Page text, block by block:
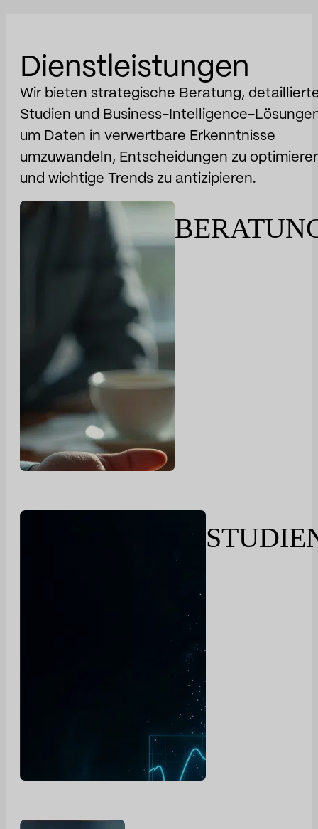
Dienstleistungen
Wir bieten strategische Beratung,
Studien und Business-Intelligence-
um Daten in verwertbare Erkenntnisse
umzuwandeln, Entscheidungen zu
und wichtige Trends zu antizipieren.